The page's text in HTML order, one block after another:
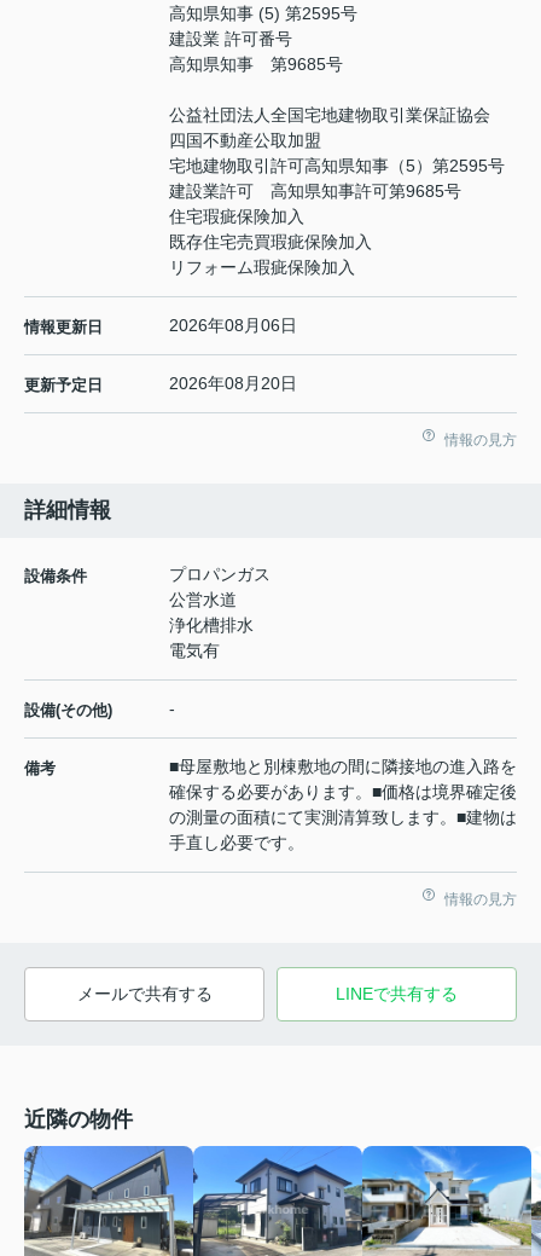
高知県知事 (5) 第2595号
建設業 許可番号
高知県知事 第9685号
公益社団法人全国宅地建物取引業保証協会
四国不動産公取加盟
宅地建物取引許可高知県知事（5）第2595号
建設業許可 高知県知事許可第9685号
住宅瑕疵保険加入
既存住宅売買瑕疵保険加入
リフォーム瑕疵保険加入
情報更新日 2026年08月06日
更新予定日 2026年08月20日
情報の見方
詳細情報
設備条件
プロパンガス
公営水道
浄化槽排水
電気有
設備(その他) -
備考
■母屋敷地と別棟敷地の間に隣接地の進入路を
確保する必要があります。■価格は境界確定後
の測量の面積にて実測清算致します。■建物は
手直し必要です。
情報の見方
メールで共有する LINEで共有する
近隣の物件